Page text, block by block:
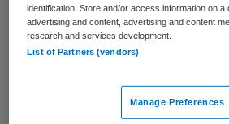
komen schijnconstructies
vaker voor. Moorlag ligt
hij in zijn vorige functie als
sociale werkplaats Alescon
in dienst heeft genomen
identification. Store and/or access information on a
advertising and content, advertising and content
research and services development.
List of Partners (vendors)
Manage Preferences